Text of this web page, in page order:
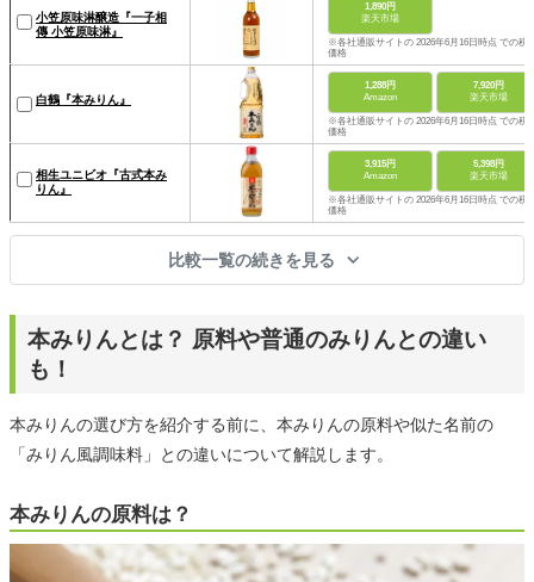
小笠原味淋醸造『一子相
傳 小笠原味淋』
1,890円
楽天市場
※各社通販サイトの 2026年6月16日時点 での税
価格
白鶴『本みりん』
1,288円
Amazon
7,920円
楽天市場
※各社通販サイトの 2026年6月16日時点 での税
価格
相生ユニビオ『古式本み
りん』
3,915円
Amazon
5,398円
楽天市場
※各社通販サイトの 2026年6月16日時点 での税
価格
比較一覧の続きを見る
本みりんとは？ 原料や普通のみりんとの違い
も！
本みりんの選び方を紹介する前に、本みりんの原料や似た名前の
「みりん風調味料」との違いについて解説します。
本みりんの原料は？